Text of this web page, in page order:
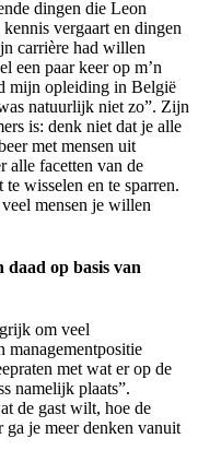
dingen die Leon
vergaart en dingen
carrière had willen
een paar keer op m’n
mijn opleiding in België
natuurlijk niet zo”. Zijn
is: denk niet dat je alle
met mensen uit
alle facetten van de
te wisselen en te sparren.
mensen je willen
daad op basis van
om veel
managementpositie
met wat er op de
namelijk plaats”.
de gast wilt, hoe de
ga je meer denken vanuit